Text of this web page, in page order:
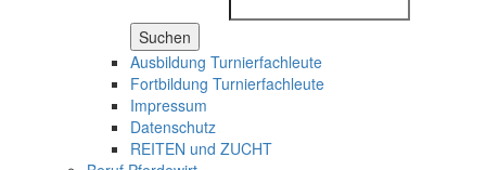
Suchen
Ausbildung Turnierfachleute
Fortbildung Turnierfachleute
Impressum
Datenschutz
REITEN und ZUCHT